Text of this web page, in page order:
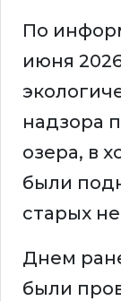
По
июня
надзора
озера, в
были
старых
Днем
были